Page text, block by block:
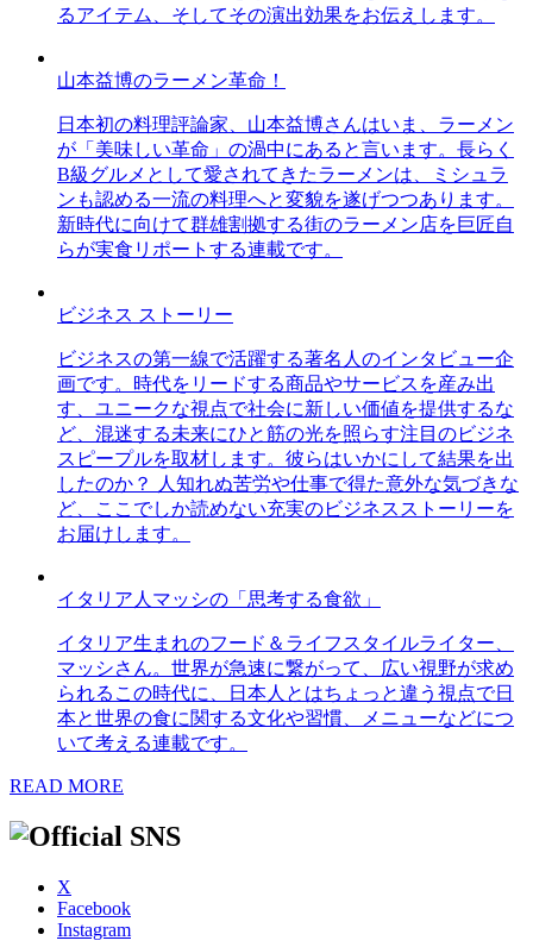
るアイテム、そしてその演出効果をお伝えします。
山本益博のラーメン革命！
日本初の料理評論家、山本益博さんはいま、ラーメン
が「美味しい革命」の渦中にあると言います。長らく
B級グルメとして愛されてきたラーメンは、ミシュラ
ンも認める一流の料理へと変貌を遂げつつあります。
新時代に向けて群雄割拠する街のラーメン店を巨匠自
らが実食リポートする連載です。
ビジネス ストーリー
ビジネスの第一線で活躍する著名人のインタビュー企
画です。時代をリードする商品やサービスを産み出
す、ユニークな視点で社会に新しい価値を提供するな
ど、混迷する未来にひと筋の光を照らす注目のビジネ
スピープルを取材します。彼らはいかにして結果を出
したのか？ 人知れぬ苦労や仕事で得た意外な気づきな
ど、ここでしか読めない充実のビジネスストーリーを
お届けします。
イタリア人マッシの「思考する食欲」
イタリア生まれのフード＆ライフスタイルライター、
マッシさん。世界が急速に繋がって、広い視野が求め
られるこの時代に、日本人とはちょっと違う視点で日
本と世界の食に関する文化や習慣、メニューなどにつ
いて考える連載です。
READ MORE
X
Facebook
Instagram